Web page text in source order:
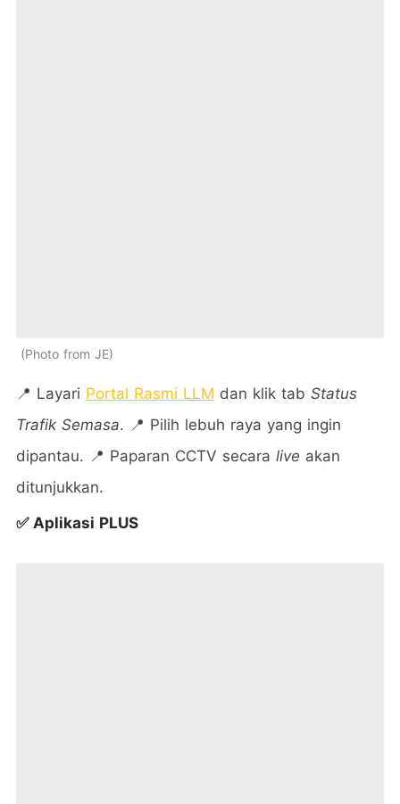
Photo from JE
📍 Layari Portal Rasmi LLM dan klik tab Status
Trafik Semasa. 📍 Pilih lebuh raya yang ingin
dipantau. 📍 Paparan CCTV secara live akan
ditunjukkan.
✅ Aplikasi PLUS